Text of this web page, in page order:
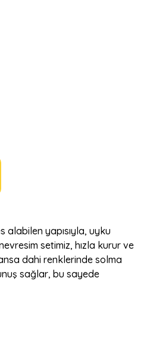
alabilen yapısıyla, uyku
setimiz, hızla kurur ve
dahi renklerinde solma
sağlar, bu sayede